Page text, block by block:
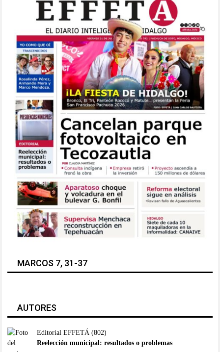
MARCOS 7, 31-37
AUTORES
Editorial EFFETÁ(802)
Reelección municipal: resultados o problemas